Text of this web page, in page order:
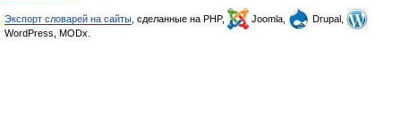
Экспорт словарей на сайты , сделанные на PHP, Joomla,
Drupal,
WordPress, MODx.